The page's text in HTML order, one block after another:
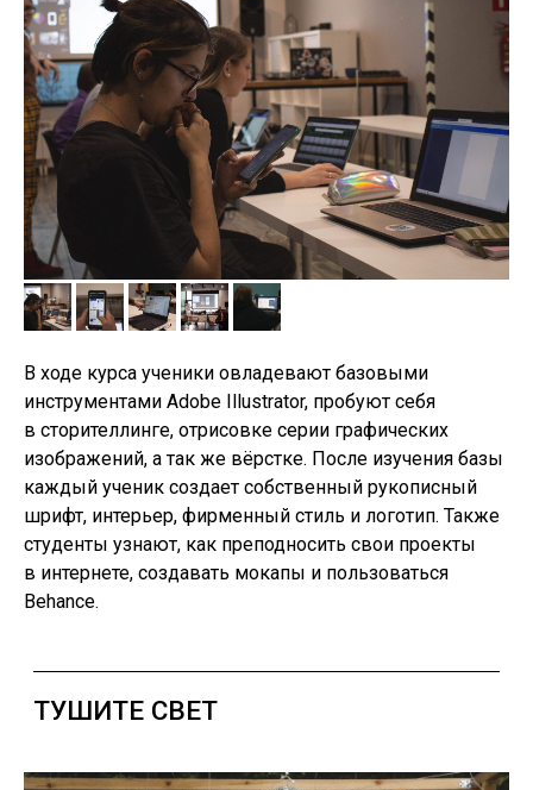
В ходе курса ученики овладевают базовыми
инструментами Adobe Illustrator, пробуют себя
в сторителлинге, отрисовке серии графических
изображений, а так же вёрстке. После изучения базы
каждый ученик создает собственный рукописный
шрифт, интерьер, фирменный стиль и логотип. Также
студенты узнают, как преподносить свои проекты
в интернете, создавать мокапы и пользоваться
Behance.
VK FEST